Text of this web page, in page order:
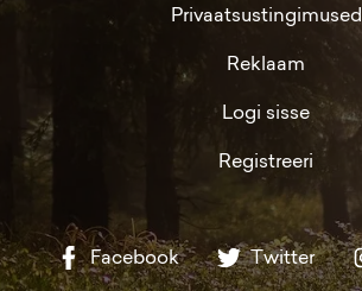
Privaatsustingimused
Reklaam
Logi sisse
Registreeri
Facebook Twitter